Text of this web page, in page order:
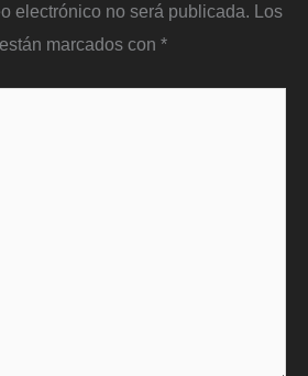
electrónico no será publicada. Los
marcados con *